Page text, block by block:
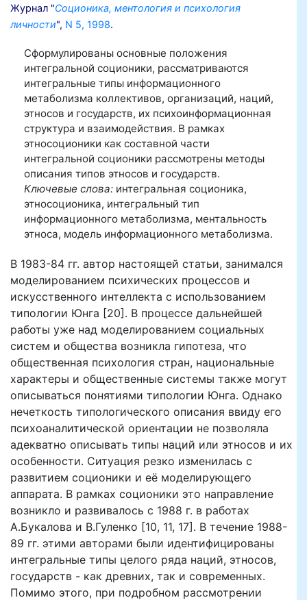
Журнал "Соционика, ментология и психология
личности", N 5, 1998.
Сформулированы основные положения
интегральной соционики, рассматриваются
интегральные типы информационного
метаболизма коллективов, организаций, наций,
этносов и государств, их психоинформационная
структура и взаимодействия. В рамках
этносоционики как составной части
интегральной соционики рассмотрены методы
описания типов этносов и государств.
Ключевые слова: интегральная соционика,
этносоционика, интегральный тип
информационного метаболизма, ментальность
этноса, модель информационного метаболизма.
В 1983-84 гг. автор настоящей статьи, занимался
моделированием психических процессов и
искусственного интеллекта с использованием
типологии Юнга [20]. В процессе дальнейшей
работы уже над моделированием социальных
систем и общества возникла гипотеза, что
общественная психология стран, национальные
характеры и общественные системы также могут
описываться понятиями типологии Юнга. Однако
нечеткость типологического описания ввиду его
психоаналитической ориентации не позволяла
адекватно описывать типы наций или этносов и их
особенности. Ситуация резко изменилась с
развитием соционики и её моделирующего
аппарата. В рамках соционики это направление
возникло и развивалось с 1988 г. в работах
А.Букалова и В.Гуленко [10, 11, 17]. В течение 1988-
89 гг. этими авторами были идентифицированы
интегральные типы целого ряда наций, этносов,
государств - как древних, так и современных.
Помимо этого, при подробном рассмотрении